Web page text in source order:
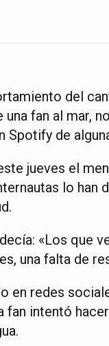
del
fan al mar,
Spotify de
jueves el
lo han
«Los que
una falta de
en redes
fan intentó